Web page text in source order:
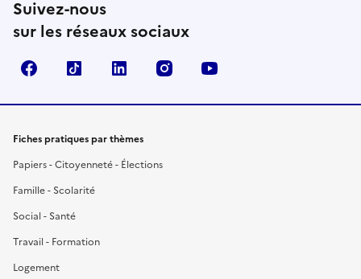
Suivez-nous
sur les réseaux sociaux
FacebookTikTok LinkedIn Instagram
Fiches pratiques par thèmes
Papiers - Citoyenneté - Élections
Famille - Scolarité
Social - Santé
Travail - Formation
Logement